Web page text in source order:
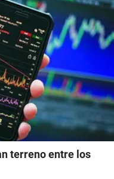
terreno entre los